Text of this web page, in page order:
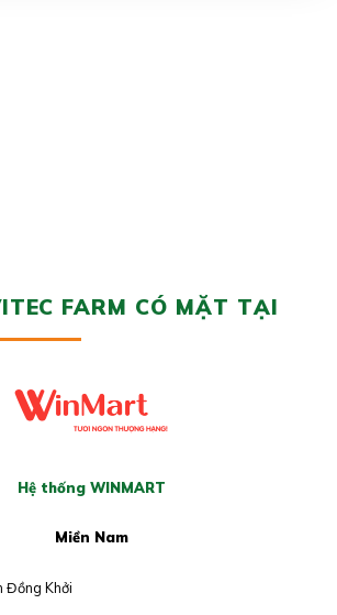
FARM CÓ MẶT TẠI
Hệ thống WINMART
Miền Nam
Đồng Khởi